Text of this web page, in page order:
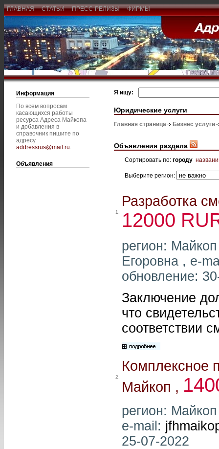
ГЛАВНАЯ СТАТЬИ ПРЕСС-РЕЛИЗЫ ФИРМЫ
Информация
По всем вопросам
касающихся работы
ресурса Адреса Майкопа
и добавления в
справочник пишите по
адресу
addressrus@mail.ru.
Объявления
Я ищу:
Юридические услуги
Главная страница Бизнес услуги
Объявления раздела
Сортировать по: городу
Выберите регион:
1.
Разработка
12000
регион:
Егоровна , e-
обновление:
Заключение
что
соответствии
2.
Комплексное
Майкоп ,
регион:
e-mail:
25-07-2022